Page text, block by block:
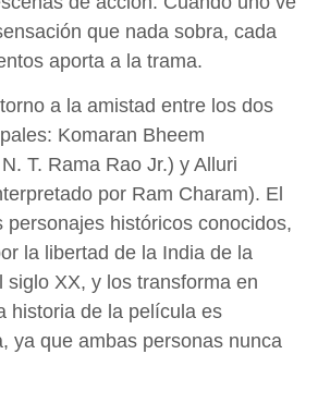
que nada sobra, cada
aporta a la trama.
a la amistad entre los dos
Komaran Bheem
T. Rama Rao Jr.) y Alluri
por Ram Charam). El
personajes históricos conocidos,
la libertad de la India de la
siglo XX, y los transforma en
historia de la película es
ya que ambas personas nunca